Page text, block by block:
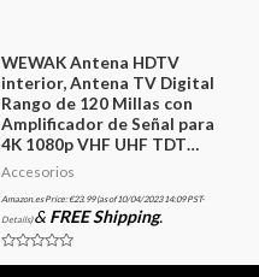
WEWAK Antena HDTV
interior, Antena TV Digital
Rango de 120 Millas con
Amplificador de Señal para
4K 1080p VHF UHF TDT…
Accesorios
Amazon.es Price:€23.99(as of 10/04/2023 14:09 PST-
Details)& FREE Shipping.